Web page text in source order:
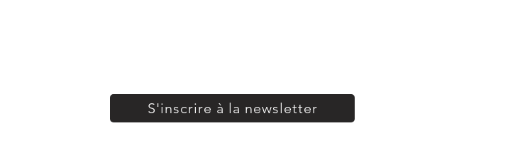
S'inscrire à la newsletter